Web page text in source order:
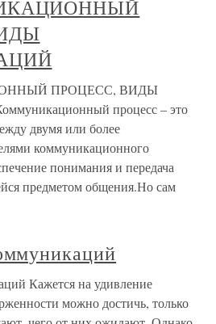
ПРОЦЕСС, ВИДЫ
процесс – это
двумя или более
коммуникационного
понимания и передача
предметом общения.Но сам
Кажется на удивление
можно достичь, только